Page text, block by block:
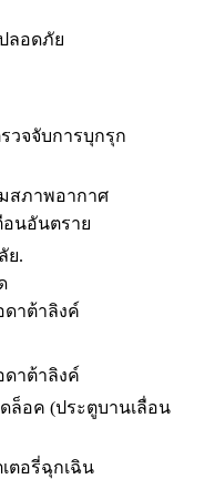
ลอดภัย
วจจับการบุกรุก
สภาพอากาศ
อนอันตราย
ย.
ดาต้าลิงค์
ดาต้าลิงค์
ล็อค (ประตูบานเลื่อน
ตอรี่ฉุกเฉิน